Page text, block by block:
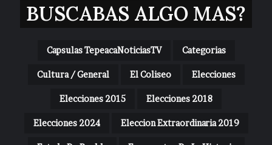
BUSCABAS ALGO MAS?
Capsulas TepeacaNoticiasTV Categorias
Cultura / General El Coliseo Elecciones
Elecciones 2015 Elecciones 2018
Elecciones 2024 Eleccion Extraordinaria 2019